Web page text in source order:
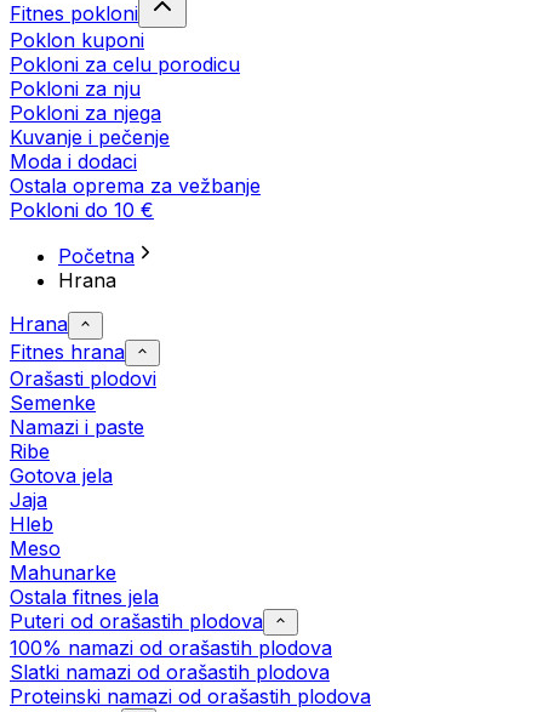
Fitnes pokloni
Poklon kuponi
Pokloni za celu porodicu
Pokloni za nju
Pokloni za njega
Kuvanje i pečenje
Moda i dodaci
Ostala oprema za vežbanje
Pokloni do 10 €
Početna
Hrana
Hrana
Fitnes hrana
Orašasti plodovi
Semenke
Namazi i paste
Ribe
Gotova jela
Јаја
Hleb
Meso
Mahunarke
Ostala fitnes jela
Puteri od orašastih plodova
100% namazi od orašastih plodova
Slatki namazi od orašastih plodova
Proteinski namazi od orašastih plodova